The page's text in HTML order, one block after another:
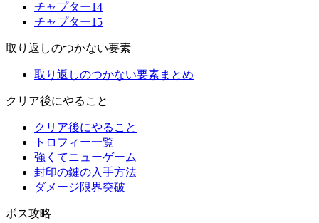
チャプター14
チャプター15
取り返しのつかない要素
取り返しのつかない要素まとめ
クリア後にやること
クリア後にやること
トロフィー一覧
強くてニューゲーム
封印の鍵の入手方法
ダメージ限界突破
ボス攻略